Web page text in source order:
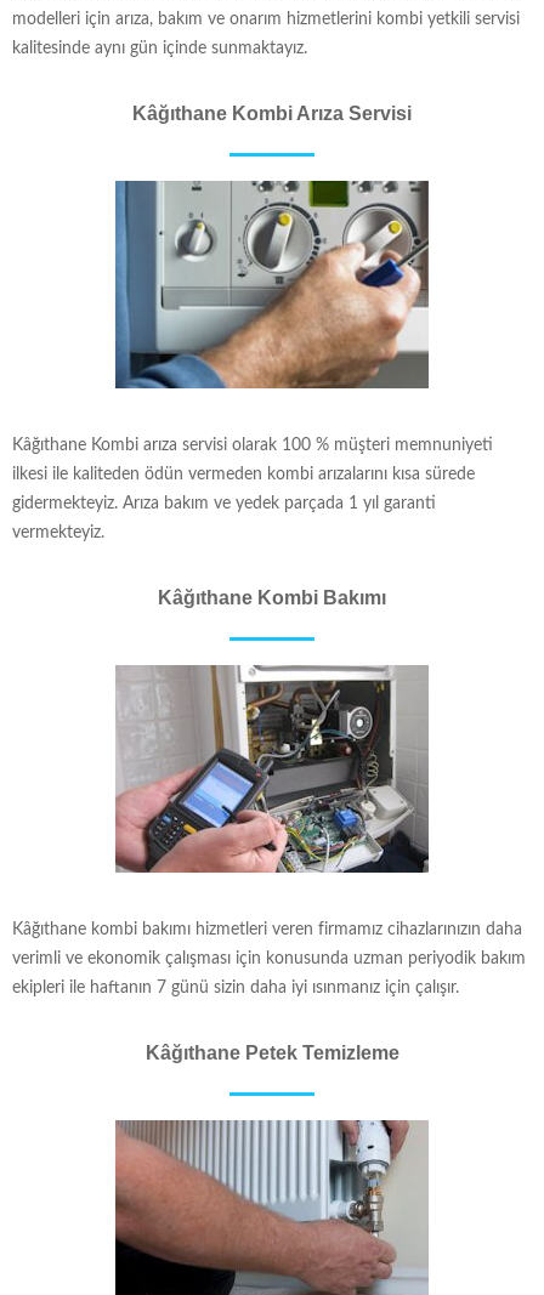
modelleri için arıza, bakım ve onarım hizmetlerini kombi yetkili servisi
kalitesinde aynı gün içinde sunmaktayız.
Kâğıthane Kombi Arıza Servisi
Kâğıthane Kombi arıza servisi olarak 100 % müşteri memnuniyeti
ilkesi ile kaliteden ödün vermeden kombi arızalarını kısa sürede
gidermekteyiz. Arıza bakım ve yedek parçada 1 yıl garanti
vermekteyiz.
Kâğıthane Kombi Bakımı
Kâğıthane kombi bakımı hizmetleri veren firmamız cihazlarınızın daha
verimli ve ekonomik çalışması için konusunda uzman periyodik bakım
ekipleri ile haftanın 7 günü sizin daha iyi ısınmanız için çalışır.
Kâğıthane Petek Temizleme